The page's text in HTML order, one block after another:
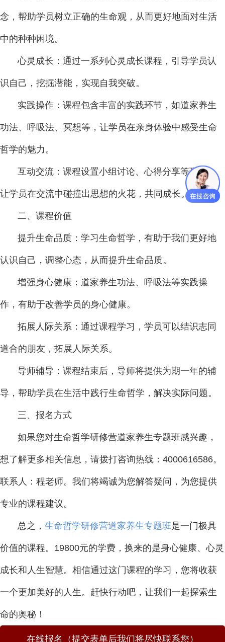
念，帮助学员树立正确的生命观，从而更好地面对生活
中的种种困境。
心灵成长：通过一系列心灵成长课程，引导学员认
识自己，挖掘潜能，实现自我突破。
实践操作：课程包含丰富的实践环节，如道家养生
功法、呼吸法、冥想等，让学员在亲身体验中感受生命
哲学的魅力。
互动交流：课程设置小组讨论、心得分享等环节，
让学员在交流中碰撞出思想的火花，共同成长。
二、课程价值
提升生命品质：学习生命哲学，有助于我们更好地
认识自己，调整心态，从而提升生命品质。
增强身心健康：道家养生功法、呼吸法等实践操
作，有助于改善学员的身心健康。
拓展人际关系：通过课程学习，学员可以结识志同
道合的朋友，拓展人际关系。
导师辅导：课程结束后，导师将提供为期一年的辅
导，帮助学员在生活中践行生命哲学，解决实际问题。
三、报名方式
如果您对生命哲学研修营道家养生专题班感兴趣，
想了解更多相关信息，请拨打咨询热线：4000616586。
联系人：程老师。我们将竭诚为您解答疑问，为您提供
专业的课程建议。
总之，生命哲学研修营道家养生专题班是一门极具
价值的课程。19800元的学费，换来的是身心健康、心灵
成长和人生智慧。相信通过这门课程的学习，您将收获
一个更加美好的人生。赶快行动吧，让我们一起探索生
命的奥秘！
在线报名（提交表单后我们将尽快联系您）